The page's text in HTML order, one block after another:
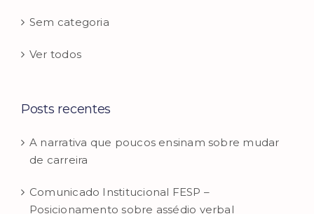
Sem categoria
Ver todos
Posts recentes
A narrativa que poucos ensinam sobre mudar
de carreira
Comunicado Institucional FESP –
Posicionamento sobre assédio verbal